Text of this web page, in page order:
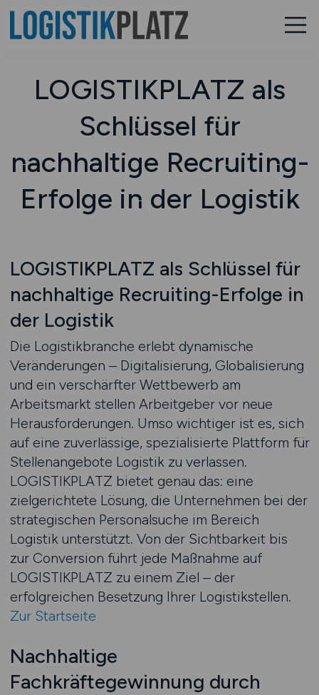
LOGISTIKPLATZ als
Schlüssel für
nachhaltige Recruiting-
Erfolge in der Logistik
LOGISTIKPLATZ als Schlüssel für
nachhaltige Recruiting-Erfolge in
der Logistik
Die Logistikbranche erlebt dynamische
Veränderungen – Digitalisierung, Globalisierung
und ein verschärfter Wettbewerb am
Arbeitsmarkt stellen Arbeitgeber vor neue
Herausforderungen. Umso wichtiger ist es, sich
auf eine zuverlässige, spezialisierte Plattform für
Stellenangebote Logistik zu verlassen.
LOGISTIKPLATZ bietet genau das: eine
zielgerichtete Lösung, die Unternehmen bei der
strategischen Personalsuche im Bereich
Logistik unterstützt. Von der Sichtbarkeit bis
zur Conversion führt jede Maßnahme auf
LOGISTIKPLATZ zu einem Ziel – der
erfolgreichen Besetzung Ihrer Logistikstellen.
Zur Startseite
Nachhaltige
Fachkräftegewinnung durch